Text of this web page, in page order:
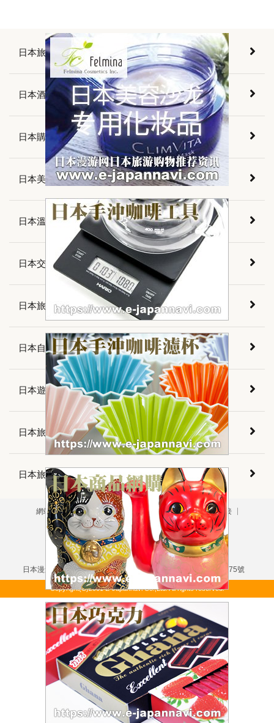
日本旅遊景點介紹
日本酒店預訂
日本購物資訊
日本美食介紹
日本溫泉介紹
日本交通資訊
日本旅遊資訊
日本自由旅行
日本遊樂指南
日本旅遊須知
日本旅遊會話
網站導航 版權聲明 免責聲明 隱私政策
關於鏈接
用戶垂詢
廣告刊登
掲載について（日本語）
本網站刊載之所有文字・圖片資訊均受版權法保護
嚴禁擅自複製・轉載
日本漫遊網站・日本漫遊旅行社・東京都知事登錄旅行業第3-6175號
Copyright(C)2001 E-Japannavi Co.,Ltd. All rights reserved.